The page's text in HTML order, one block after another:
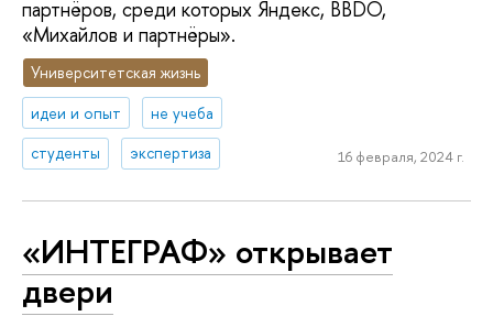
партнёров, среди которых Яндекс, BBDO,
«Михайлов и партнёры».
Университетская жизнь
идеи и опыт
не учеба
студенты
экспертиза 16 февраля, 2024 г.
«ИНТЕГРАФ» открывает
двери